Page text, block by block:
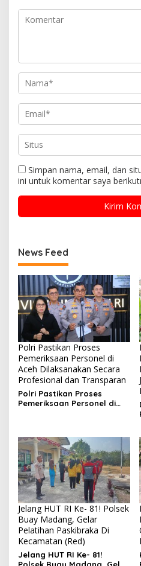
Simpan nama, email, dan
ini untuk komentar saya
News Feed
Polri Pastikan Proses
Pemeriksaan Personel di
Aceh Dilaksanakan Secara
Profesional dan Transparan
Polri Pastikan Proses
Pemeriksaan Personel di
Jelang HUT RI Ke- 81! Polsek
Buay Madang, Gelar
Pelatihan Paskibraka Di
Kecamatan (Red)
Jelang HUT RI Ke- 81!